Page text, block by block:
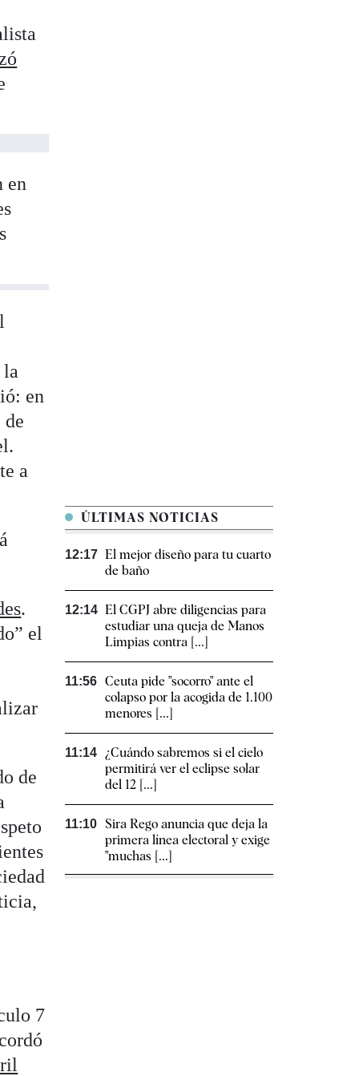
en
en
a
.
el
de
7
ÚLTIMAS NOTICIAS
12:17 El mejor diseño para tu cuarto
de baño
12:14 El CGPJ abre diligencias para
estudiar una queja de Manos
Limpias contra [...]
11:56 Ceuta pide "socorro" ante el
colapso por la acogida de 1.100
menores [...]
11:14
¿Cuándo sabremos si el cielo
permitirá ver el eclipse solar
del 12 [...]
11:10
Sira Rego anuncia que deja la
primera línea electoral y exige
"muchas [...]